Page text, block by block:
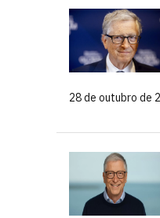
28 de outubro de